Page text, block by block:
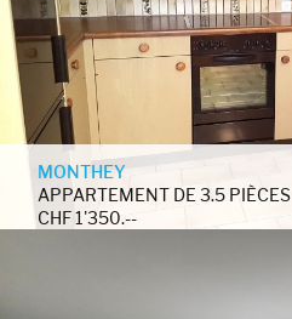
MONTHEY
APPARTEMENT DE 3.5 PIÈCES
CHF 1'350.--